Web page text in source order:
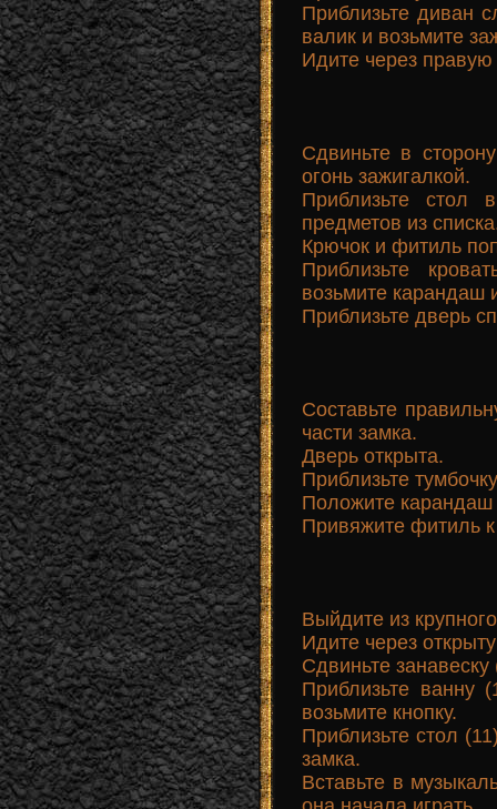
Приблизьте диван
валик и возьмите
Идите через
Сдвиньте в
огонь зажигалкой.
Приблизьте стол
предметов из
Крючок и фитиль
Приблизьте
возьмите карандаш
Приблизьте дверь
Составьте
части замка.
Дверь открыта.
Приблизьте
Положите карандаш
Привяжите фитиль
Выйдите из
Идите через
Сдвиньте занавеску
Приблизьте ванну
возьмите кнопку.
Приблизьте стол
замка.
Вставьте в